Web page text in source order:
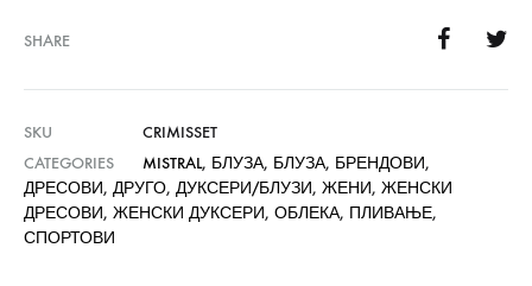
SHARE
SKU
CRIMISSET
CATEGORIES
MISTRAL, БЛУЗА, БЛУЗА, БРЕНДОВИ,
ДРЕСОВИ, ДРУГО, ДУКСЕРИ/БЛУЗИ, ЖЕНИ, ЖЕНСКИ
ДРЕСОВИ, ЖЕНСКИ ДУКСЕРИ, ОБЛЕКА, ПЛИВАЊЕ,
СПОРТОВИ